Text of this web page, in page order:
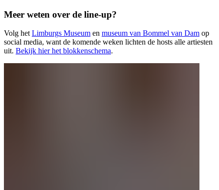
Meer weten over de line-up?
Volg het Limburgs Museum en museum van Bommel van Dam op
social media, want de komende weken lichten de hosts alle artiesten
uit. Bekijk hier het blokkenschema.